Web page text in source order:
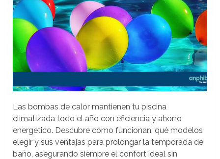
Las bombas de calor mantienen tu piscina
climatizada todo el año con eficiencia y ahorro
energético. Descubre cómo funcionan, qué modelos
elegir y sus ventajas para prolongar la temporada de
baño, asegurando siempre el confort ideal sin